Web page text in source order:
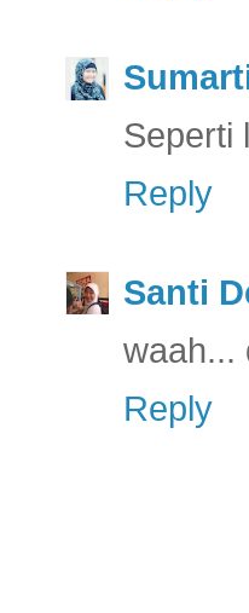
Seperti
Reply
Santi
waah...
Reply